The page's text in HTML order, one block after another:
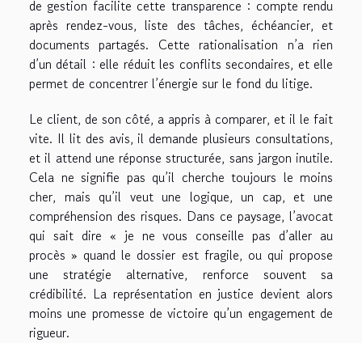
de gestion facilite cette transparence : compte rendu
après rendez-vous, liste des tâches, échéancier, et
documents partagés. Cette rationalisation n’a rien
d’un détail : elle réduit les conflits secondaires, et elle
permet de concentrer l’énergie sur le fond du litige.
Le client, de son côté, a appris à comparer, et il le fait
vite. Il lit des avis, il demande plusieurs consultations,
et il attend une réponse structurée, sans jargon inutile.
Cela ne signifie pas qu’il cherche toujours le moins
cher, mais qu’il veut une logique, un cap, et une
compréhension des risques. Dans ce paysage, l’avocat
qui sait dire « je ne vous conseille pas d’aller au
procès » quand le dossier est fragile, ou qui propose
une stratégie alternative, renforce souvent sa
crédibilité. La représentation en justice devient alors
moins une promesse de victoire qu’un engagement de
rigueur.